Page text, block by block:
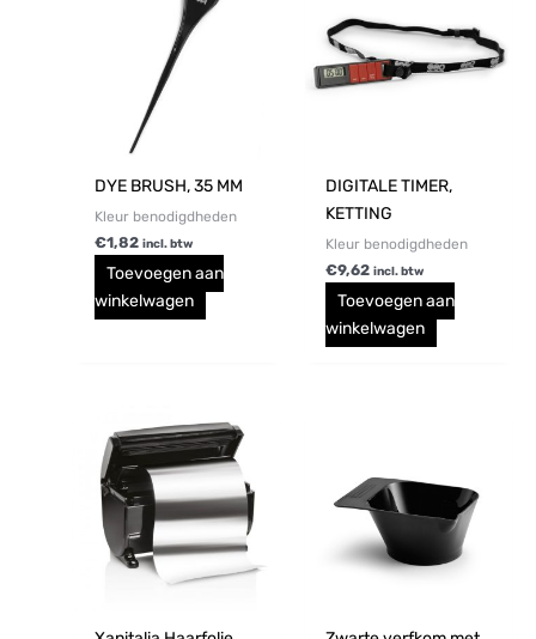
DYE BRUSH, 35 MM
Kleur benodigdheden
€1,82 incl. btw
Toevoegen aan
winkelwagen
DIGITALE TIMER,
KETTING
Kleur benodigdheden
€9,62 incl. btw
Toevoegen aan
winkelwagen